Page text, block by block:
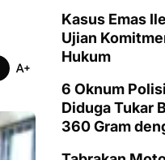
Kasus Emas
Ujian
Hukum
6 Oknum
Diduga Tukar
360 Gram